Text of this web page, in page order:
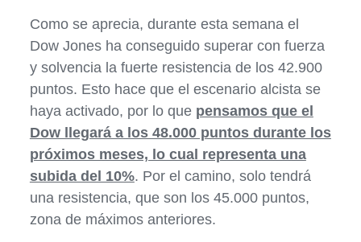
Como se aprecia, durante esta semana el
Dow Jones ha conseguido superar con fuerza
y solvencia la fuerte resistencia de los 42.900
puntos. Esto hace que el escenario alcista se
haya activado, por lo que pensamos que el
Dow llegará a los 48.000 puntos durante los
próximos meses, lo cual representa una
subida del 10%. Por el camino, solo tendrá
una resistencia, que son los 45.000 puntos,
zona de máximos anteriores.